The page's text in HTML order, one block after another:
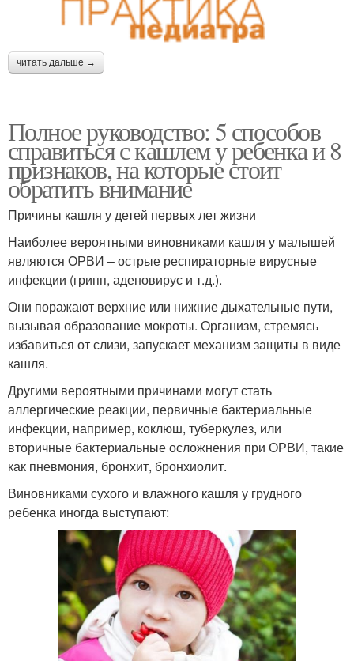
читать дальше →
Полное руководство: 5 способов
справиться с кашлем у ребенка и 8
признаков, на которые стоит
обратить внимание
Причины кашля у детей первых лет жизни
Наиболее вероятными виновниками кашля у малышей
являются ОРВИ – острые респираторные вирусные
инфекции (грипп, аденовирус и т.д.).
Они поражают верхние или нижние дыхательные пути,
вызывая образование мокроты. Организм, стремясь
избавиться от слизи, запускает механизм защиты в виде
кашля.
Другими вероятными причинами могут стать
аллергические реакции, первичные бактериальные
инфекции, например, коклюш, туберкулез, или
вторичные бактериальные осложнения при ОРВИ, такие
как пневмония, бронхит, бронхиолит.
Виновниками сухого и влажного кашля у грудного
ребенка иногда выступают: